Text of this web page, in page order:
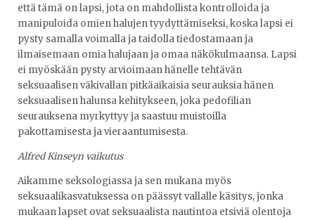
että tämä on lapsi, jota on mahdollista kontrolloida ja
manipuloida omien halujen tyydyttämiseksi, koska lapsi ei
pysty samalla voimalla ja taidolla tiedostamaan ja
ilmaisemaan omia halujaan ja omaa näkökulmaansa. Lapsi
ei myöskään pysty arvioimaan hänelle tehtävän
seksuaalisen väkivallan pitkäaikaisia seurauksia hänen
seksuaalisen halunsa kehitykseen, joka pedofilian
seurauksena myrkyttyy ja saastuu muistoilla
pakottamisesta ja vieraantumisesta.
Alfred Kinseyn vaikutus
Aikamme seksologiassa ja sen mukana myös
seksuaalikasvatuksessa on päässyt vallalle käsitys, jonka
mukaan lapset ovat seksuaalista nautintoa etsiviä olentoja